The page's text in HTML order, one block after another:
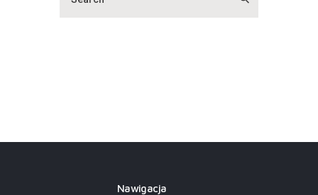
Nawigacja